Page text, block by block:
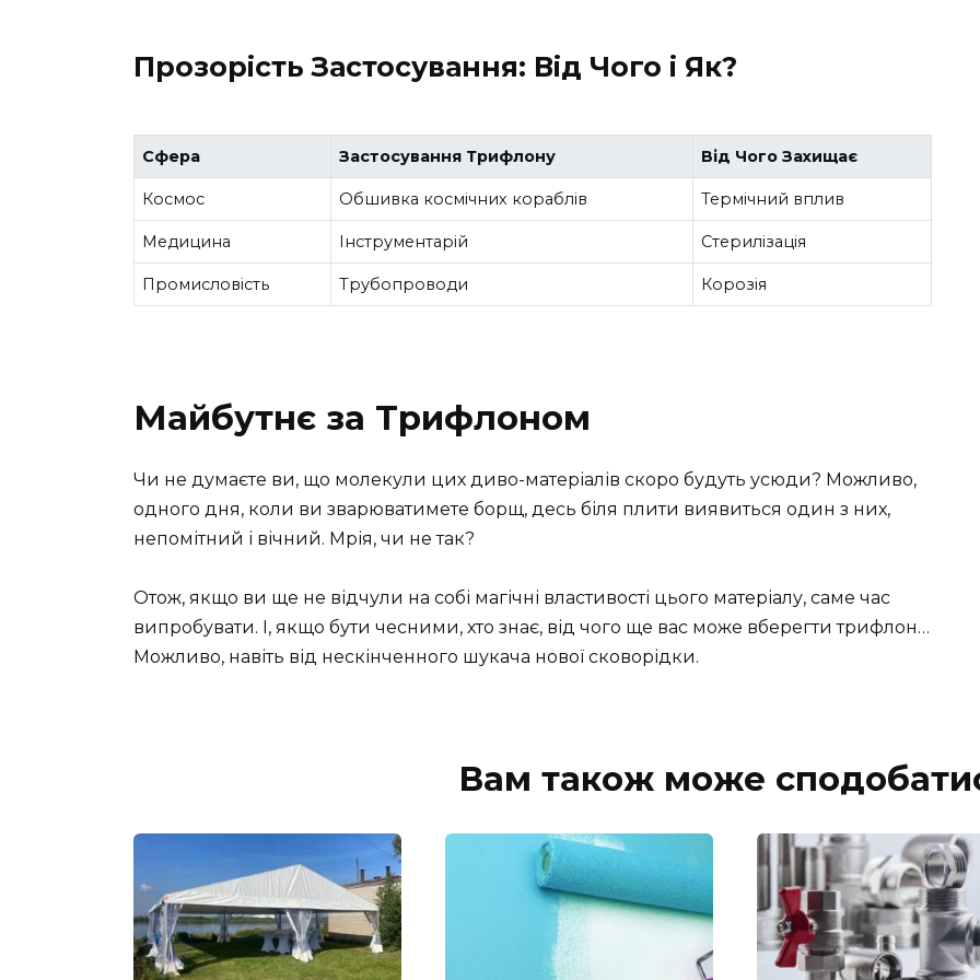
Прозорість Застосування: Від Чого і Як?
Сфера Застосування Трифлону Від Чого Захищає
Космос Обшивка космічних кораблів Термічний вплив
Медицина Інструментарій Стерилізація
Промисловість Трубопроводи Корозія
Майбутнє за Трифлоном
Чи не думаєте ви, що молекули цих диво-матеріалів скоро будуть усюди? Можливо,
одного дня, коли ви зварюватимете борщ, десь біля плити виявиться один з них,
непомітний і вічний. Мрія, чи не так?
Отож, якщо ви ще не відчули на собі магічні властивості цього матеріалу, саме час
випробувати. І, якщо бути чесними, хто знає, від чого ще вас може вберегти трифлон…
Можливо, навіть від нескінченного шукача нової сковорідки.
Вам також може